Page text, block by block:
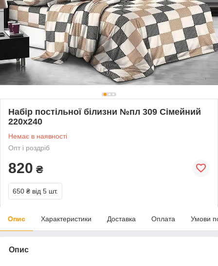
Набір постільної білизни №пл 309 Сімейний
220х240
Немає в наявності
Опт і роздріб
820 ₴
650 ₴ від 5 шт.
Опис Характеристики Доставка Оплата Умови
Опис